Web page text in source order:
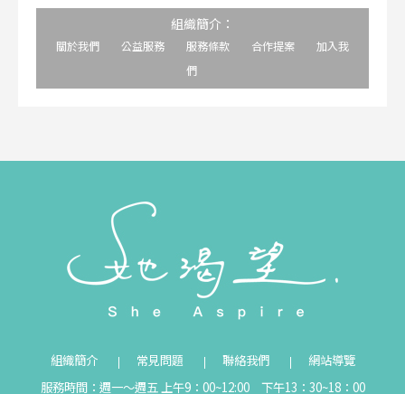
組織簡介：
關於我們 公益服務 服務條款 合作提案
加入我
們
組織簡介 常見問題 聯絡我們
網站導覽
服務時間：週一～週五 上午9：00~12:00 下午13：30~18：00